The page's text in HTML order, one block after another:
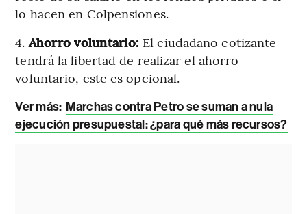
lo hacen en Colpensiones.
4.Ahorro voluntario: El ciudadano cotizante
tendrá la libertad de realizar el ahorro
voluntario, este es opcional.
Ver más: Marchas contra Petro se suman a nula
ejecución presupuestal: ¿para qué más recursos?